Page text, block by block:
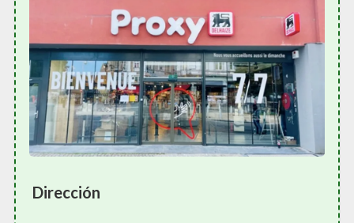
Dirección